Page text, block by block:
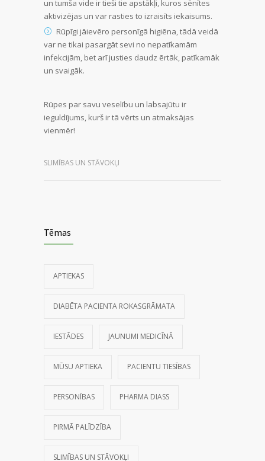
un tumša vide ir tieši tie apstākļi, kuros sēnītes
aktivizējas un var rasties to izraisīts iekaisums.
Rūpīgi jāievēro personīgā higiēna, tādā veidā
var ne tikai pasargāt sevi no nepatīkamām
infekcijām, bet arī justies daudz ērtāk, patīkamāk
un svaigāk.
Rūpes par savu veselību un labsajūtu ir
ieguldījums, kurš ir tā vērts un atmaksājas
vienmēr!
SLIMĪBAS UN STĀVOKĻI
Tēmas
APTIEKAS
DIABĒTA PACIENTA ROKASGRĀMATA
IESTĀDES JAUNUMI MEDICĪNĀ
MŪSU APTIEKA PACIENTU TIESĪBAS
PERSONĪBAS PHARMA DIASS
PIRMĀ PALĪDZĪBA
SLIMĪBAS UN STĀVOKĻI